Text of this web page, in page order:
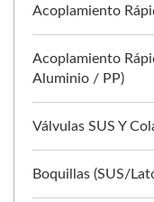
Acoplamiento
Acoplamiento
Aluminio / PP)
Válvulas SUS Y
Boquillas (SUS/